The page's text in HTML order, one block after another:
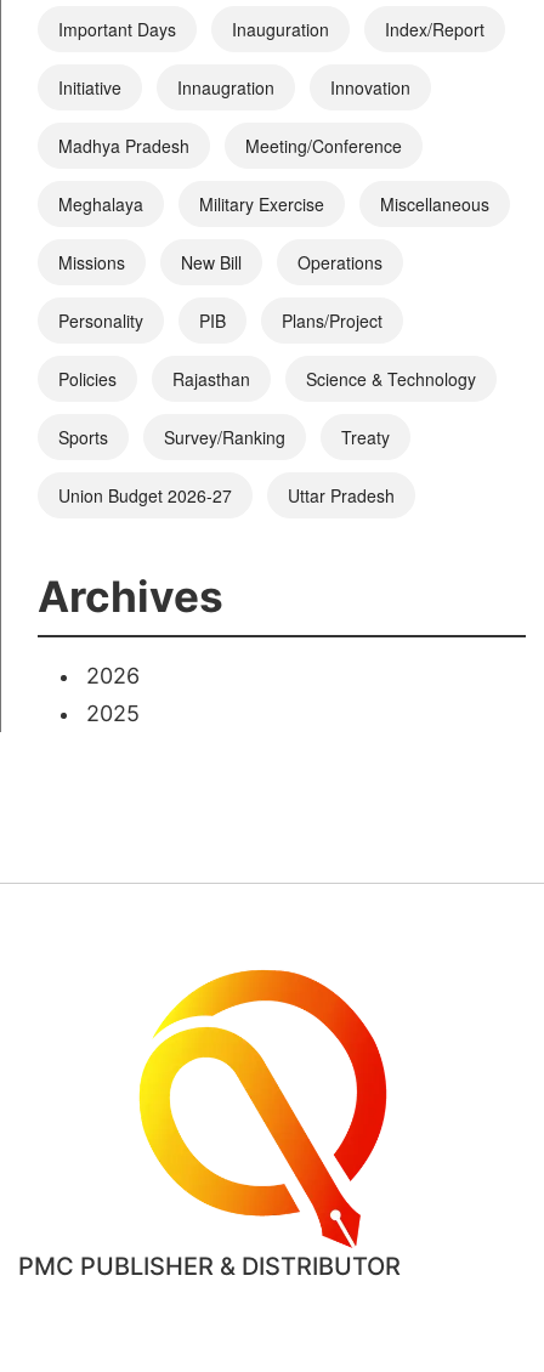
Important Days Inauguration Index/Report
Initiative Innaugration Innovation
Madhya Pradesh Meeting/Conference
Meghalaya Military Exercise Miscellaneous
Missions New Bill Operations
Personality PIB Plans/Project
Policies Rajasthan Science & Technology
Sports Survey/Ranking Treaty
Union Budget 2026-27 Uttar Pradesh
Archives
2026
2025
PMC PUBLISHER & DISTRIBUTOR